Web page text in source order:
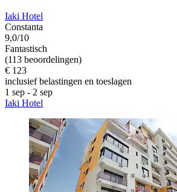
Iaki Hotel
Constanta
9,0/10
Fantastisch
(113 beoordelingen)
€ 123
inclusief belastingen en toeslagen
1 sep - 2 sep
Iaki Hotel